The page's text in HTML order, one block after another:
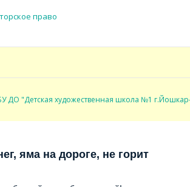
право
ДО "Детская художественная школа №1
яма на дороге, не горит